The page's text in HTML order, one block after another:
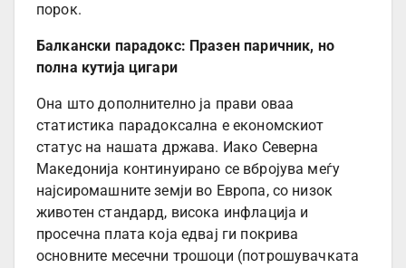
порок.
Балкански парадокс: Празен паричник, но
полна кутија цигари
Она што дополнително ја прави оваа
статистика парадоксална е економскиот
статус на нашата држава. Иако Северна
Македонија континуирано се вбројува меѓу
најсиромашните земји во Европа, со низок
животен стандард, висока инфлација и
просечна плата која едвај ги покрива
основните месечни трошоци (потрошувачката